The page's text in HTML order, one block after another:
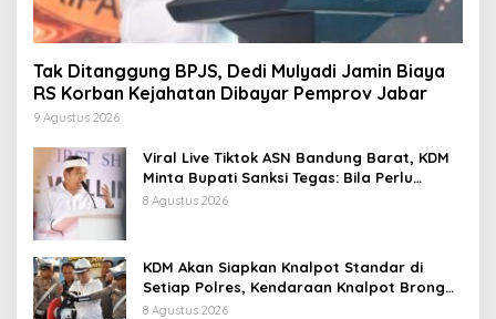
Tak Ditanggung BPJS, Dedi Mulyadi Jamin Biaya
RS Korban Kejahatan Dibayar Pemprov Jabar
9 Agustus 2026
Viral Live Tiktok ASN Bandung Barat, KDM
Minta Bupati Sanksi Tegas: Bila Perlu
Pemberhentian
8 Agustus 2026
KDM Akan Siapkan Knalpot Standar di
Setiap Polres, Kendaraan Knalpot Brong
Tertangkap Langsung Ganti
8 Agustus 2026